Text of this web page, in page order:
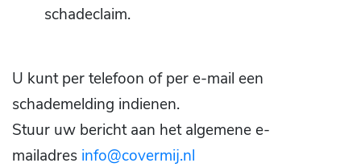
schadeclaim.
U kunt per telefoon of per e-mail een
schademelding indienen.
Stuur uw bericht aan het algemene e-
mailadres info@covermij.nl